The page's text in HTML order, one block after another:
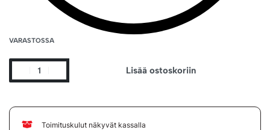
VARASTOSSA
Lisää ostoskoriin
Toimituskulut näkyvät kassalla